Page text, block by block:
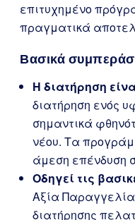
επιτυχημένο
πραγματικά
Βασικά
Η διατήρηση
διατήρηση ενός
σημαντικά
νέου. Τα
άμεση επένδυση
Οδηγεί τις
Αξία
διατήρησης